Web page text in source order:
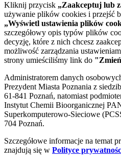
Kliknij przycisk „Zaakceptuj lub
używanie plików cookies i przejść
„Wyświetl ustawienia plików
szczegółowy opis typów plików
decyzję, które z nich chcesz
możliwość zarządzania
strony umieściliśmy link do
Administratorem danych
Prezydent Miasta Poznania z
61-841 Poznań, natomiast
Instytut Chemii Bioorganicznej
Superkomputerowo-Sieciowe
704 Poznań.
Szczegółowe informacje na temat
znajdują się w Polityce